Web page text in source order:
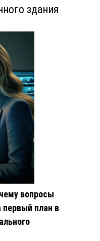
здания
вопросы
первый план в